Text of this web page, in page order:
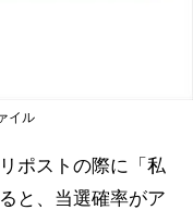
イル
ポストの際に「私
と、当選確率がア